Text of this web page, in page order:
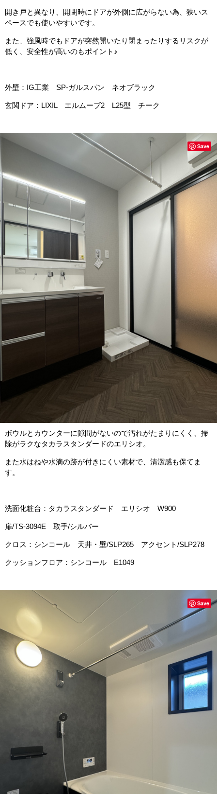
開き戸と異なり、開閉時にドアが外側に広がらない為、狭いス
ペースでも使いやすいです。
また、強風時でもドアが突然開いたり閉まったりするリスクが
低く、安全性が高いのもポイント♪
外壁：IG工業 SP-ガルスパン ネオブラック
玄関ドア：LIXIL エルムーブ2 L25型 チーク
ボウルとカウンターに隙間がないので汚れがたまりにくく、掃
除がラクなタカラスタンダードのエリシオ。
また水はねや水滴の跡が付きにくい素材で、清潔感も保てま
す。
洗面化粧台：タカラスタンダード エリシオ W900
扉/TS-3094E 取手/シルバー
クロス：シンコール 天井・壁/SLP265 アクセント/SLP278
クッションフロア：シンコール E1049
Save
Save